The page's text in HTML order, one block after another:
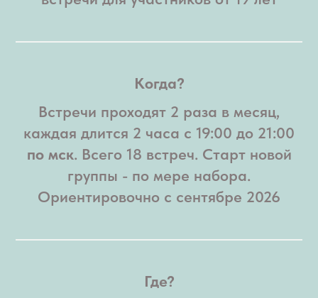
Когда?
Встречи проходят 2 раза в месяц,
каждая длится 2 часа с 19:00 до 21:00
по мск. Всего 18 встреч. Старт новой
группы - по мере набора.
Ориентировочно с сентябре 2026
Где?